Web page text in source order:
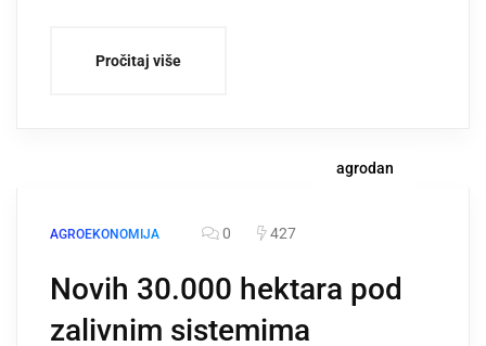
Pročitaj više
agrodan
AGROEKONOMIJA 0 427
Novih 30.000 hektara pod
zalivnim sistemima